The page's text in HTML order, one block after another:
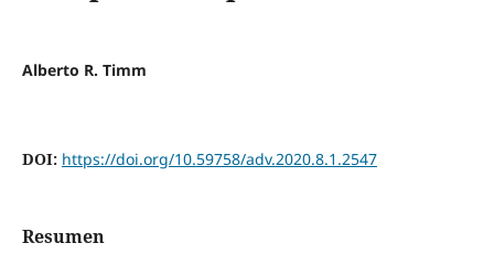
Alberto R. Timm
DOI: https://doi.org/10.59758/adv.2020.8.1.2547
Resumen